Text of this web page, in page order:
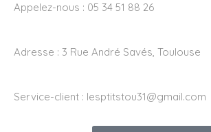
Appelez-nous : 05 34 51 88 26
Adresse : 3 Rue André Savés, Toulouse
Service-client : lesptitstou31@gmail.com